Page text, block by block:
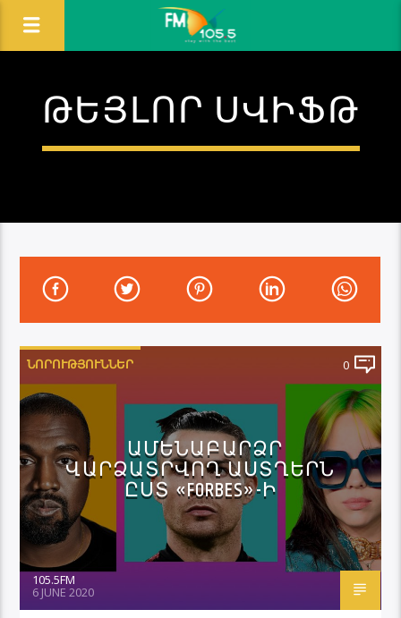
ԹԵՅԼՈՐ ՍՎԻՖԹ
ՆՈՐՈՒԹՅՈՒՆՆԵՐ 0
ԱՄԵՆԱԲԱՐՁՐ
ՎԱՐՁԱՏՐՎՈՂ ԱՍՏՂԵՐՆ
ԸՍՏ «FORBES»-Ի
105.5FM
6 JUNE 2020